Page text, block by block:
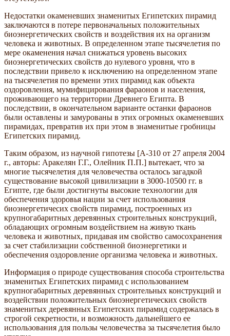
Недостатки окаменевших знаменитых Египетских пирамид
заключаются в потере первоначальных положительных
биоэнергетических свойств и воздействия их на организм
человека и животных. В определенном этапе тысячелетия по
мере окаменения начал снижаться уровень высоких
биоэнергетических свойств до нулевого уровня, что в
последствии привело к исключению на определенном этапе
на тысячелетия по времени этих пирамид как объекта
оздоровления, мумифицирования фараонов и населения,
проживающего на территории Древнего Египта. В
последствии, в окончательном варианте останки фараонов
были оставлены и замурованы в этих огромных окаменевших
пирамидах, превратив их при этом в знаменитые гробницы
Египетских пирамид.
Таким образом, из научной гипотезы [А-310 от 27 апреля 2004
г., авторы: Аракелян Г.Г., Олейник П.П.] вытекает, что за
многие тысячелетия для человечества осталось загадкой
существование высокой цивилизации в 3000-10500 гг. в
Египте, где были достигнуты высокие технологии для
обеспечения здоровья нации за счет использования
биоэнергетичесих свойств пирамид, построенных из
крупногабаритных деревянных строительных конструкций,
обладающих огромным воздействием на живую ткань
человека и животных, придавая им свойство самосохранения
за счет стабилизации собственной биоэнергетики и
обеспечения оздоровление организма человека и животных.
Информация о природе существования способа строительства
знаменитых Египетских пирамид с использованием
крупногабаритных деревянных строительных конструкций и
воздействии положительных биоэнергетических свойств
знаменитых деревянных Египетских пирамид содержалась в
строгой секретности, и возможность дальнейшего ее
использования для пользы человечества за тысячелетия было